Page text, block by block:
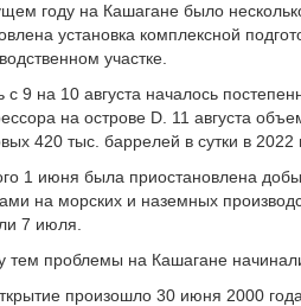
году на Кашагане было
установка комплексной
участке.
с 9 на 10 августа началось
на острове D. 11 августа
420 тыс. баррелей в сутки в 2022
1 июня была приостановлена
на морских и наземных
7 июля.
тем проблемы на Кашагане
произошло 30 июня 2000